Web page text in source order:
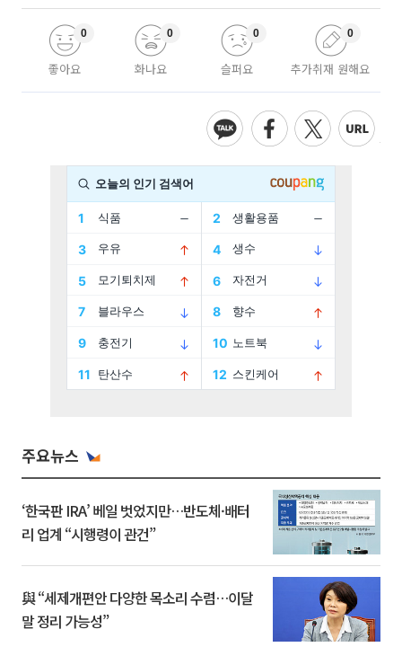
좋아요
0
화나요
0
슬퍼요
0
추가취재 원해요
0
주요뉴스
‘한국판 IRA’ 베일 벗었지만…반도체·배터
리 업계 “시행령이 관건”
與 “세제개편안 다양한 목소리 수렴…이달
말 정리 가능성”